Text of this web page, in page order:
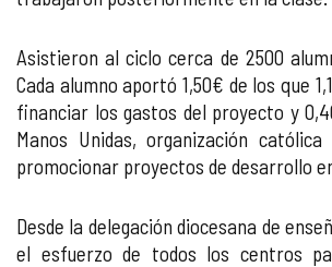
Asistieron al ciclo cerca de 2500
Cada alumno aportó 1,50€ de los que
financiar los gastos del proyecto y
Manos Unidas, organización
promocionar proyectos de desarrollo
Desde la delegación diocesana de
el esfuerzo de todos los centros